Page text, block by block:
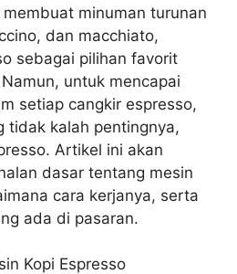
minuman turunan
dan macchiato,
sebagai pilihan favorit
untuk mencapai
setiap cangkir espresso,
tidak kalah pentingnya,
Artikel ini akan
dasar tentang mesin
cara kerjanya, serta
ada di pasaran.
Kopi Espresso